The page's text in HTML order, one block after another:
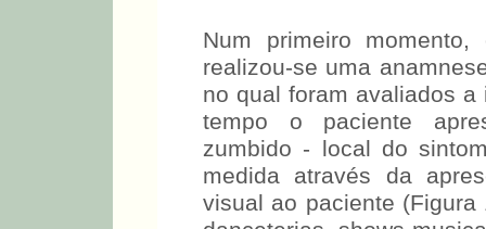
Num primeiro
realizou-se uma
no qual foram avaliados
tempo o paciente
zumbido - local do
medida através da
visual ao paciente